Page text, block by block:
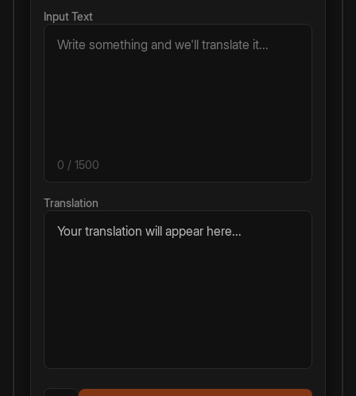
Input Text
0 / 1500
Translation
Your translation will appear here...